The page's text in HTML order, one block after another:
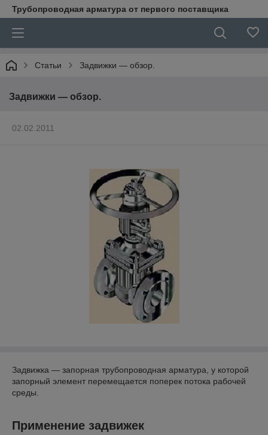
Трубопроводная арматура от первого поставщика
Статьи Задвижки — обзор.
Задвижки — обзор.
02.02.2011
Задвижка — запорная трубопроводная арматура, у которой
запорный элемент перемещается поперек потока рабочей
среды.
Применение задвижек